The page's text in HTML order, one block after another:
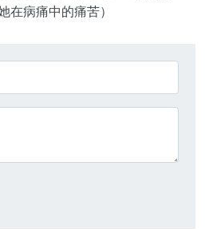
在病痛中的痛苦）